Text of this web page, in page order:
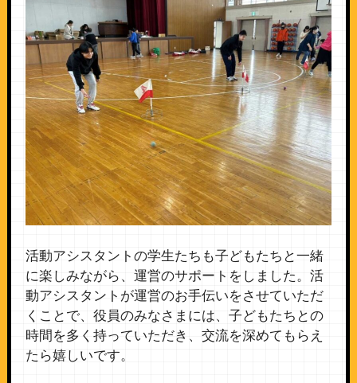
活動アシスタントの学生たちも子どもたちと一緒
に楽しみながら、運営のサポートをしました。活
動アシスタントが運営のお手伝いをさせていただ
くことで、役員のみなさまには、子どもたちとの
時間を多く持っていただき、交流を深めてもらえ
たら嬉しいです。